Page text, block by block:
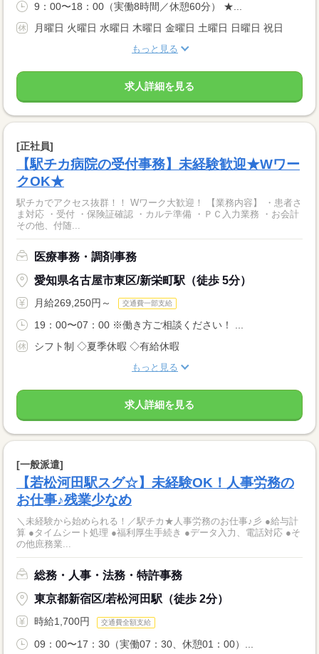
9：00〜18：00（実働8時間／休憩60分） ★...
月曜日 火曜日 水曜日 木曜日 金曜日 土曜日 日曜日 祝日
もっと見る
求人詳細を見る
[正社員]
【駅チカ病院の受付事務】未経験歓迎★Wワー
クOK★
駅チカでアクセス抜群！！ Wワーク大歓迎！ 【業務内容】 ・患者さ
ま対応 ・受付 ・保険証確認 ・カルテ準備 ・ＰＣ入力業務 ・お会計
その他、付随...
医療事務・調剤事務
愛知県名古屋市東区/新栄町駅（徒歩 5分）
月給269,250円～ 交通費一部支給
19：00〜07：00 ※働き方ご相談ください！ ...
シフト制 ◇夏季休暇 ◇有給休暇
もっと見る
求人詳細を見る
[一般派遣]
【若松河田駅スグ☆】未経験OK！人事労務の
お仕事♪残業少なめ
＼未経験から始められる！／駅チカ★人事労務のお仕事♪彡 ●給与計
算 ●タイムシート処理 ●福利厚生手続き ●データ入力、電話対応 ●そ
の他庶務業...
総務・人事・法務・特許事務
東京都新宿区/若松河田駅（徒歩 2分）
時給1,700円 交通費全額支給
09：00〜17：30（実働07：30、休憩01：00）...